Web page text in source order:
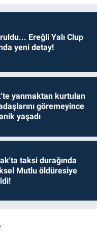
Ereğli Yalı Clup
yeni detay!
yanmaktan kurtulan
göremeyince
yaşadı
taksi durağında
Mutlu öldüresiye